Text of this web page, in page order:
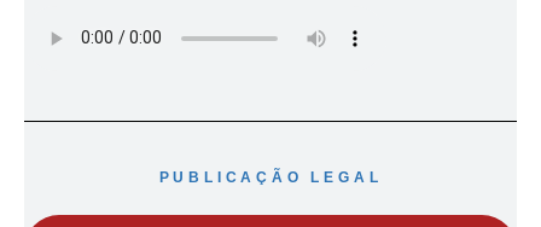
PUBLICAÇÃO LEGAL